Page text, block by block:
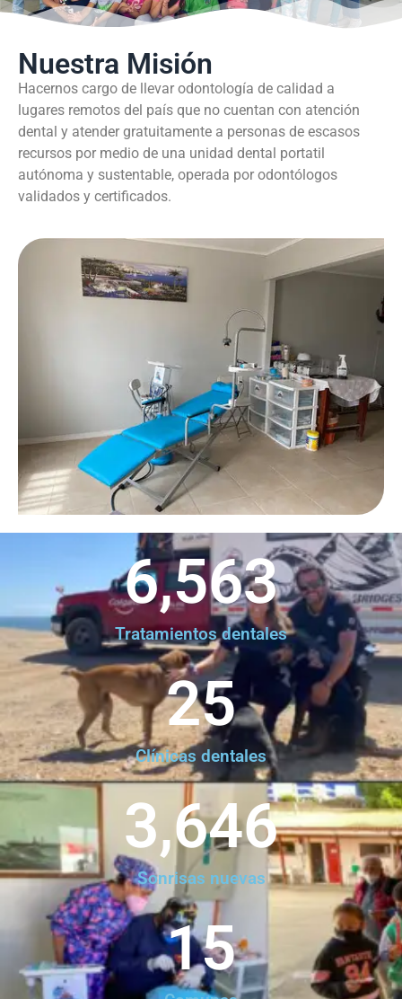
Nuestra Misión
Hacernos cargo de llevar odontología de calidad a
lugares remotos del país que no cuentan con atención
dental y atender gratuitamente a personas de escasos
recursos por medio de una unidad dental portatil
autónoma y sustentable, operada por odontólogos
validados y certificados.
Tratamientos dentales
6,563
Clínicas dentales
25
Sonrisas nuevas
3,646
15